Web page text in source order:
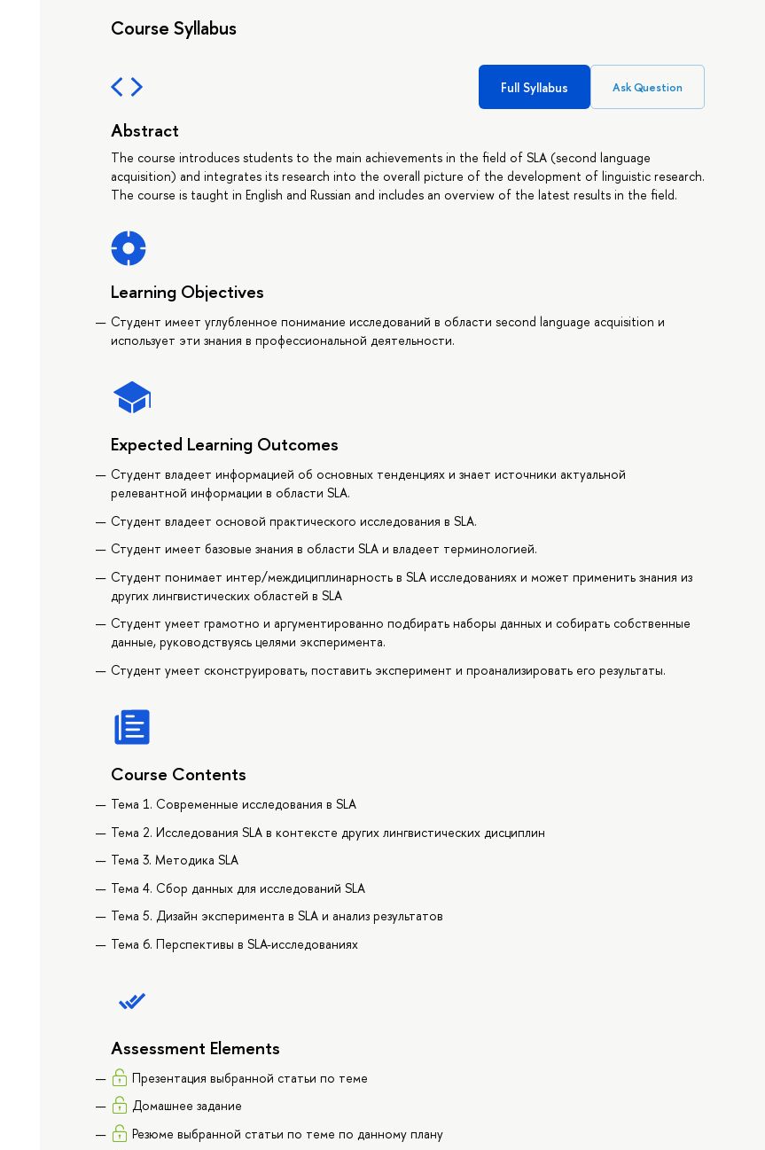
Course Syllabus
Full Syllabus Ask Question
Abstract
The course introduces students to the main achievements in the field of SLA (second language
acquisition) and integrates its research into the overall picture of the development of linguistic research.
The course is taught in English and Russian and includes an overview of the latest results in the field.
Learning Objectives
Студент имеет углубленное понимание исследований в области second language acquisition и
использует эти знания в профессиональной деятельности.
Expected Learning Outcomes
Студент владеет информацией об основных тенденциях и знает источники актуальной
релевантной информации в области SLA.
Студент владеет основой практического исследования в SLA.
Студент имеет базовые знания в области SLA и владеет терминологией.
Студент понимает интер/междициплинарность в SLA исследованиях и может применить знания из
других лингвистических областей в SLA
Студент умеет грамотно и аргументированно подбирать наборы данных и собирать собственные
данные, руководствуясь целями эксперимента.
Студент умеет сконструировать, поставить эксперимент и проанализировать его результаты.
Course Contents
Тема 1. Современные исследования в SLA
Тема 2. Исследования SLA в контексте других лингвистических дисциплин
Тема 3. Методика SLA
Тема 4. Сбор данных для исследований SLA
Тема 5. Дизайн эксперимента в SLA и анализ результатов
Тема 6. Перспективы в SLA-исследованиях
Assessment Elements
Презентация выбранной статьи по теме
Домашнее задание
Резюме выбранной статьи по теме по данному плану